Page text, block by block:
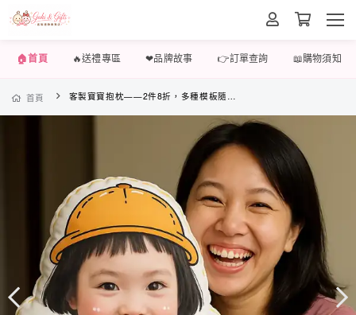
🏠首頁 🔥送禮專區 ❤品牌故事 👉訂單查詢 📖購物須知
首頁 客製寶寶抱枕——2件8折，多種模板隨心客製